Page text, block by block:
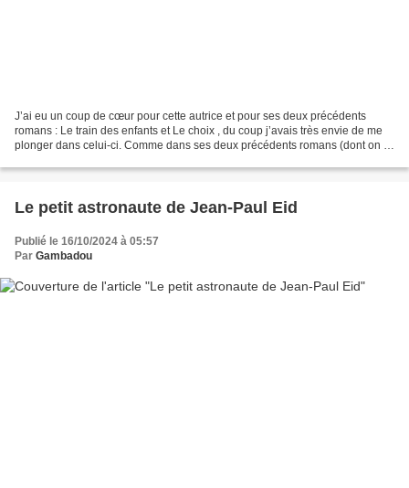
J’ai eu un coup de cœur pour cette autrice et pour ses deux précédents
romans : Le train des enfants et Le choix , du coup j’avais très envie de me
plonger dans celui-ci. Comme dans ses deux précédents romans (dont on a
Le petit astronaute de Jean-Paul Eid
Publié le 16/10/2024 à 05:57
Par Gambadou